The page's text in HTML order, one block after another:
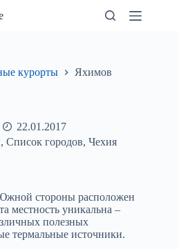
курорты Яхимов
22.01.2017
, Список городов, Чехия
стороны расположен
местность уникальна –
полезных
термальные источники.